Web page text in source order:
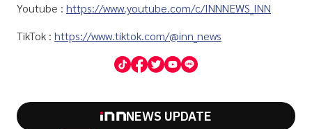
Youtube : https://www.youtube.com/c/INNNEWS_INN
TikTok : https://www.tiktok.com/@inn_news
NEWS UPDATE